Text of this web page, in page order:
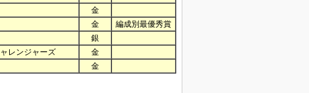
金
金
編成別最優秀賞
銀
レンジャーズ
金
金